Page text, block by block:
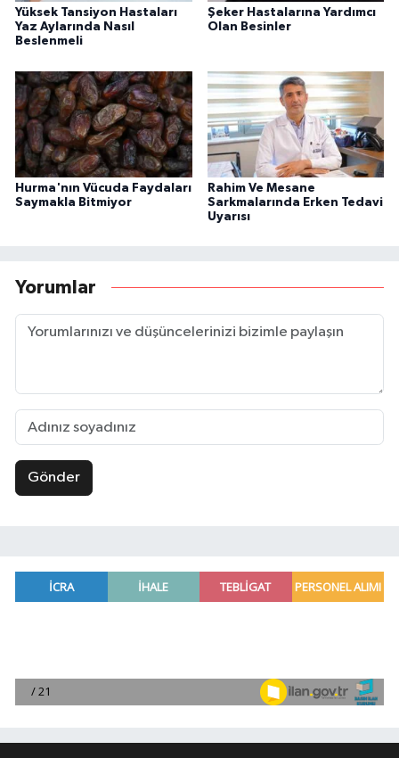
Yüksek Tansiyon Hastaları
Yaz Aylarında Nasıl
Beslenmeli
Şeker Hastalarına Yardımcı
Olan Besinler
Hurma'nın Vücuda Faydaları
Saymakla Bitmiyor
Rahim Ve Mesane
Sarkmalarında Erken Tedavi
Uyarısı
Yorumlar
Gönder